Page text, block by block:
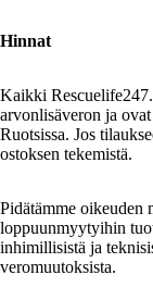
Hinnat
Kaikki
arvonlisäveron ja
Ruotsissa. Jos
ostoksen tekemistä.
Pidätämme
loppuunmyytyihin
inhimillisistä ja
veromuutoksista.